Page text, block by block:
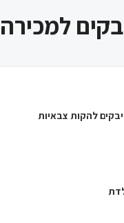
למכירה
להקות צבאיות